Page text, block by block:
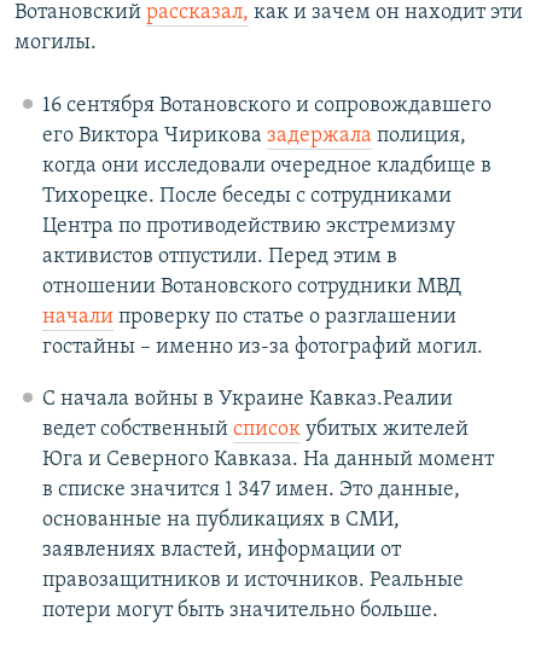
Вотановский рассказал, как и зачем он находит эти
могилы.
16 сентября Вотановского и сопровождавшего
его Виктора Чирикова задержала полиция,
когда они исследовали очередное кладбище в
Тихорецке. После беседы с сотрудниками
Центра по противодействию экстремизму
активистов отпустили. Перед этим в
отношении Вотановского сотрудники МВД
началипроверку по статье о разглашении
гостайны – именно из-за фотографий могил.
С начала войны в Украине Кавказ.Реалии
ведет собственный списокубитых жителей
Юга и Северного Кавказа. На данный момент
в списке значится 1 347 имен. Это данные,
основанные на публикациях в СМИ,
заявлениях властей, информации от
правозащитников и источников. Реальные
потери могут быть значительно больше.